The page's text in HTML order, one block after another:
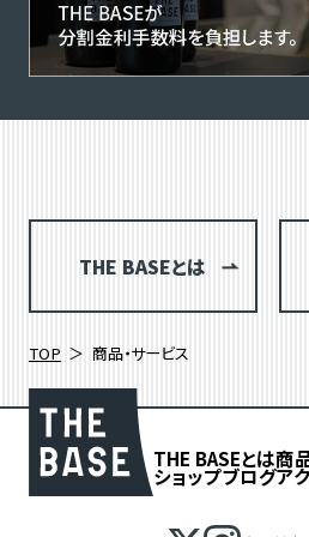
THE BASEとは
TOP 商品・サービス
THE BASEとは商
ショップブログア